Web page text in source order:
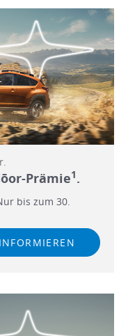
Prämie1.
bis zum 30.